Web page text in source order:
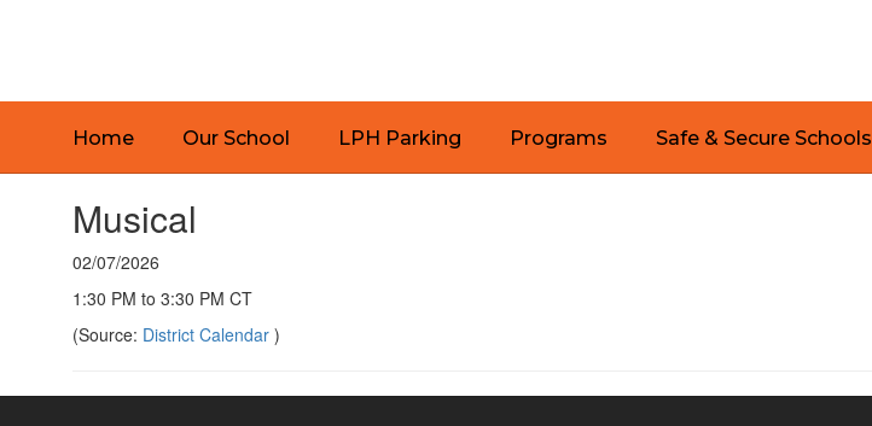
Home Our School LPH Parking Programs Safe & Secure Schools
Musical
02/07/2026
1:30 PM to 3:30 PM CT
(Source: District Calendar )